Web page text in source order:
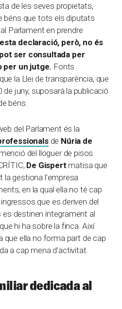
de les seves propietats,
béns que tots els diputats
Parlament en prendre
declaració, però, no és
ser consultada per
per un jutge. Fonts
la Llei de transparència, que
de juny, suposarà la publicació
béns.
del Parlament és la
de Núria de
del lloguer de pisos
De Gispert matisa que
la gestiona l’empresa
en la qual ella no té cap
que es deriven del
destinen íntegrament al
hi ha sobre la finca. Així
que ella no forma part de cap
a cap mena d’activitat.
dedicada al